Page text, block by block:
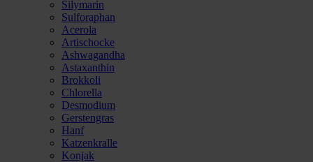
Silymarin
Sulforaphan
Acerola
Artischocke
Ashwagandha
Astaxanthin
Brokkoli
Chlorella
Desmodium
Gerstengras
Hanf
Katzenkralle
Konjak